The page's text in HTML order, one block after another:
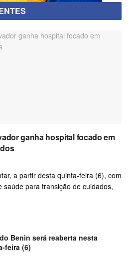
ganha hospital focado em
a partir desta quinta-feira (6), com
saúde para transição de cuidados,
Benin será reaberta nesta
feira (6)